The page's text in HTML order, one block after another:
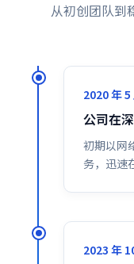
从初创团队到
2020 年 5
公司在
初期以网
务，迅速
2023 年